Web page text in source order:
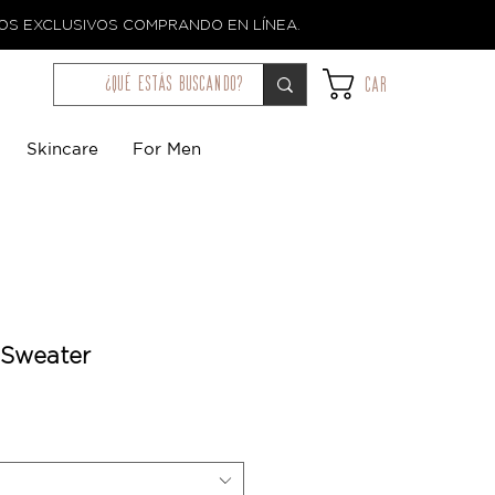
EXCLUSIVOS COMPRANDO EN LÍNEA.
¿qué estás buscando? Car
Skincare For Men